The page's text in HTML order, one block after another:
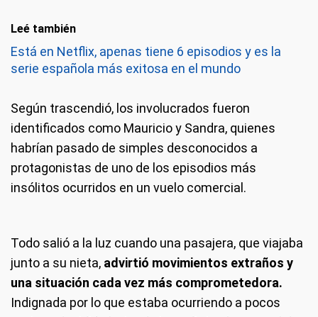
Leé también
Está en Netflix, apenas tiene 6 episodios y es la
serie española más exitosa en el mundo
Según trascendió, los involucrados fueron
identificados como Mauricio y Sandra, quienes
habrían pasado de simples desconocidos a
protagonistas de uno de los episodios más
insólitos ocurridos en un vuelo comercial.
Todo salió a la luz cuando una pasajera, que viajaba
junto a su nieta, advirtió movimientos extraños y
una situación cada vez más comprometedora.
Indignada por lo que estaba ocurriendo a pocos